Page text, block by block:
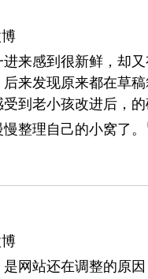
来感到很新鲜，却
来发现原来都在草
到老小孩改进后，
整理自己的小窝了。
网站还在调整的原